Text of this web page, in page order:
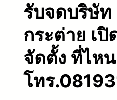
รับจดบริษัท
กระต่าย เปิ
จัดตั้ง ที่ไหน
โทร